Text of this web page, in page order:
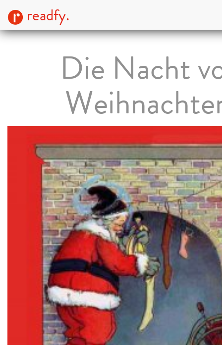
readfy.
Die Nacht